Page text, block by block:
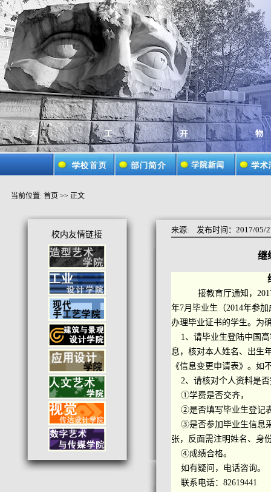
当前位置: 首页 >> 正文
校内友情链接
来源: 发布时间：2017/
继
接教育厅通知，
年7月毕业生（2014年参
办理毕业证书的学生。为
1、请毕业生登陆中国
息， 核对本人姓名、出生
《信息变更申请表》。如
2、请核对个人资料是否
①学费是否交齐，
②是否填写毕业生登记
③是否参加毕业生信息采
张，反面需注明姓名、身
④成绩合格。
如有疑问，电话咨询。
联系电话：82619441